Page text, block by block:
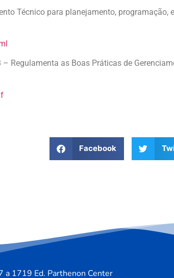
Técnico para planejamento,
– Regulamenta as Boas Práticas de
Facebook
a 1719 Ed. Parthenon Center